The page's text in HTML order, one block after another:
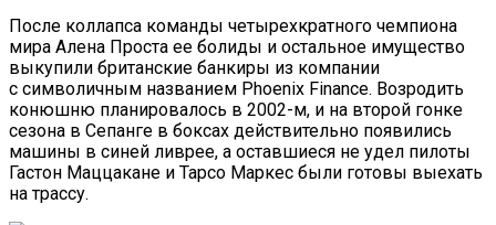
После коллапса команды четырехкратного чемпиона
мира Алена Проста ее болиды и остальное имущество
выкупили британские банкиры из компании
с символичным названием Phoenix Finance. Возродить
конюшню планировалось в 2002-м, и на второй гонке
сезона в Сепанге в боксах действительно появились
машины в синей ливрее, а оставшиеся не удел пилоты
Гастон Маццакане и Тарсо Маркес были готовы выехать
на трассу.